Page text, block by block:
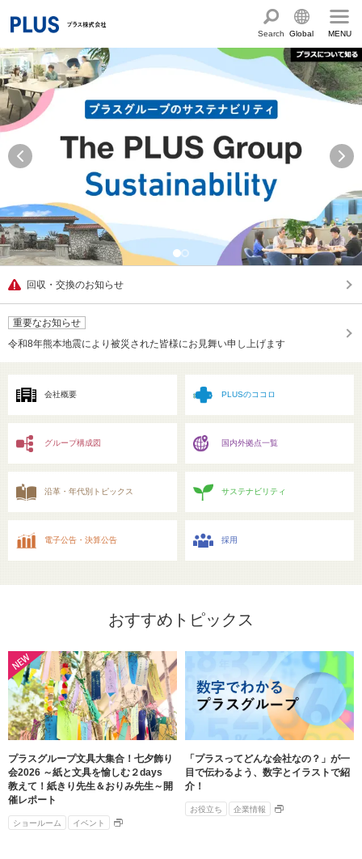
Search Global
English
Chinese
MENU
製品・サービス情報
サステナビリティ
閉じる
プラスグループのサステナビリティ
サステナビリティ方針と体制
トップメッセージ
社会最適のあゆみ
コーポレート・ガバナンス
人権の尊重
主な規程・方針、認証取得状況
「文具の環境配慮」への挑戦
「新たな働く環境づくり」への挑戦
「地域に根ざした学校づくり」への挑戦
これが私の社会最適
働く人に満足を。
強くしなやかな組織を築く。
サステナビリティ関連データ
数字でわかるプラスグループ
ESGパフォーマンスデータ
第三者保証
閉じる
PLUSのココロ
グループ構成図
国内外拠点一覧
沿革・年代別トピックス
電子公告・決算公告
ショールーム・ショップ
カタログ・サポート
閉じる
カタログ TOP
文具・事務用品サイト サポートページ
ミーティングツールサイト サポートページ
お問い合わせ
アクセス
流通
閉じる
回収・交換のお知らせ
重要なお知らせ
令和8年熊本地震により被災された皆様にお見舞い申し上げます
会社概要 PLUSのココロ
グループ構成図 国内外拠点一覧
沿革・年代別トピックス サステナビリティ
電子公告・決算公告 採用
おすすめトピックス
プラスグループ文具大集合！七夕飾り
会2026 ～紙と文具を愉しむ２days
教えて！紙きり先生＆おりみ先生～開
催レポート
ショールーム イベント
「プラスってどんな会社なの？」が一
目で伝わるよう、数字とイラストで紹
介！
お役立ち 企業情報